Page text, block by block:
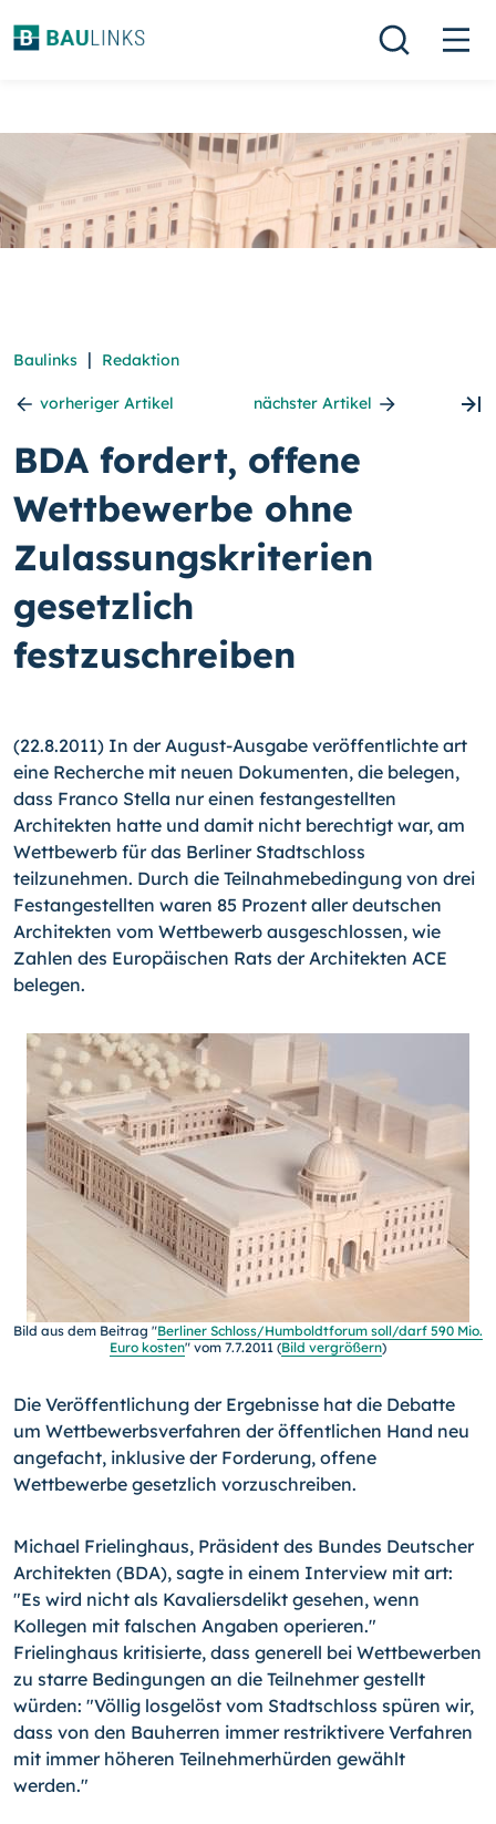
Baulinks | Redaktion
vorheriger Artikel nächster Artikel
BDA fordert, offene
Wettbewerbe ohne
Zulassungskriterien
gesetzlich
festzuschreiben
(22.8.2011) In der August-Ausgabe veröffentlichte art
eine Recherche mit neuen Dokumenten, die belegen,
dass Franco Stella nur einen festangestellten
Architekten hatte und damit nicht berechtigt war, am
Wettbewerb für das Berliner Stadtschloss
teilzunehmen. Durch die Teilnahmebedingung von drei
Festangestellten waren 85 Prozent aller deutschen
Architekten vom Wettbewerb ausgeschlossen, wie
Zahlen des Europäischen Rats der Architekten ACE
belegen.
Bild aus dem Beitrag "Berliner Schloss/Humboldtforum soll/darf 590 Mio.
Euro kosten" vom 7.7.2011 (Bild vergrößern)
Die Veröffentlichung der Ergebnisse hat die Debatte
um Wettbewerbsverfahren der öffentlichen Hand neu
angefacht, inklusive der Forderung, offene
Wettbewerbe gesetzlich vorzuschreiben.
Michael Frielinghaus, Präsident des Bundes Deutscher
Architekten (BDA), sagte in einem Interview mit art:
"Es wird nicht als Kavaliersdelikt gesehen, wenn
Kollegen mit falschen Angaben operieren."
Frielinghaus kritisierte, dass generell bei Wettbewerben
zu starre Bedingungen an die Teilnehmer gestellt
würden: "Völlig losgelöst vom Stadtschloss spüren wir,
dass von den Bauherren immer restriktivere Verfahren
mit immer höheren Teilnehmerhürden gewählt
werden."